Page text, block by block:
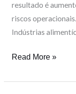
resultado é
riscos
Indústrias
Read More »